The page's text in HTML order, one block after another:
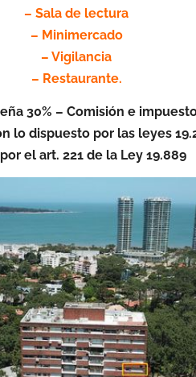
– Sala de lectura
– Minimercado
– Vigilancia
– Restaurante.
30% – Comisión e
lo dispuesto por las leyes
el art. 221 de la Ley 19.889